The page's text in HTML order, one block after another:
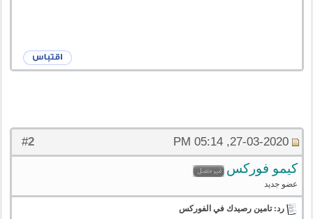
#
2 27-03-2020, 05:14 PM
كيمو فوركس
عضو جديد
رد: تامين رصيدك في الفوركس